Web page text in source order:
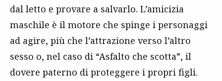
dal letto e provare a salvarlo. L’amicizia
maschile è il motore che spinge i personaggi
ad agire, più che l’attrazione verso l’altro
sesso o, nel caso di “Asfalto che scotta”, il
dovere paterno di proteggere i propri figli.